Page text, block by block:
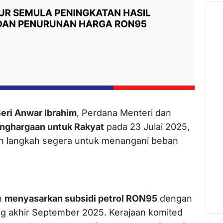
Anwar Ibrahim, Perdana Menteri dan
untuk Rakyat pada 23 Julai 2025,
langkah segera untuk menangani beban
menyasarkan subsidi petrol RON95 dengan
akhir September 2025. Kerajaan komited